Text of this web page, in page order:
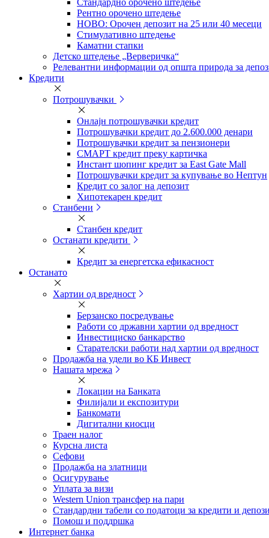
Стандардно орочено штедење
Рентно орочено штедење
НОВО: Орочен депозит на 25 или 40 месеци
Стимулативно штедење
Каматни стапки
Детско штедење „Верверичка“
Релевантни информации од општа природа за
Кредити
Потрошувачки
Онлајн потрошувачки кредит
Потрошувачки кредит до 2.600.000 денари
Потрошувачки кредит за пензионери
СМАРТ кредит преку картичка
Инстант шопинг кредит за East Gate Mall
Потрошувачки кредит за купување во Нептун
Кредит со залог на депозит
Хипотекарен кредит
Станбени
Станбен кредит
Останати кредити
Кредит за енергетска ефикасност
Останато
Хартии од вредност
Берзанско посредување
Работи со државни хартии од вредност
Инвестициско банкарство
Старателски работи над хартии од вредност
Продажба на удели во КБ Инвест
Нашата мрежа
Локации на Банката
Филијали и експозитури
Банкомати
Дигитални киосци
Траен налог
Курсна листа
Сефови
Продажба на златници
Осигурување
Уплата за визи
Western Union трансфер на пари
Стандардни табели со податоци за кредити и
Помош и поддршка
Интернет банка